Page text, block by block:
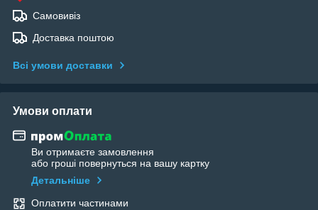
Самовивіз
Доставка поштою
Всі умови доставки
Умови оплати
Ви отримаєте замовлення
або гроші повернуться на вашу картку
Детальніше
Оплатити частинами